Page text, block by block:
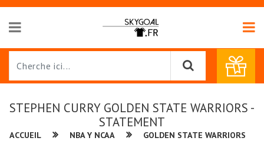
STEPHEN CURRY GOLDEN STATE WARRIORS -
STATEMENT
ACCUEIL NBA Y NCAA
GOLDEN STATE WARRIORS